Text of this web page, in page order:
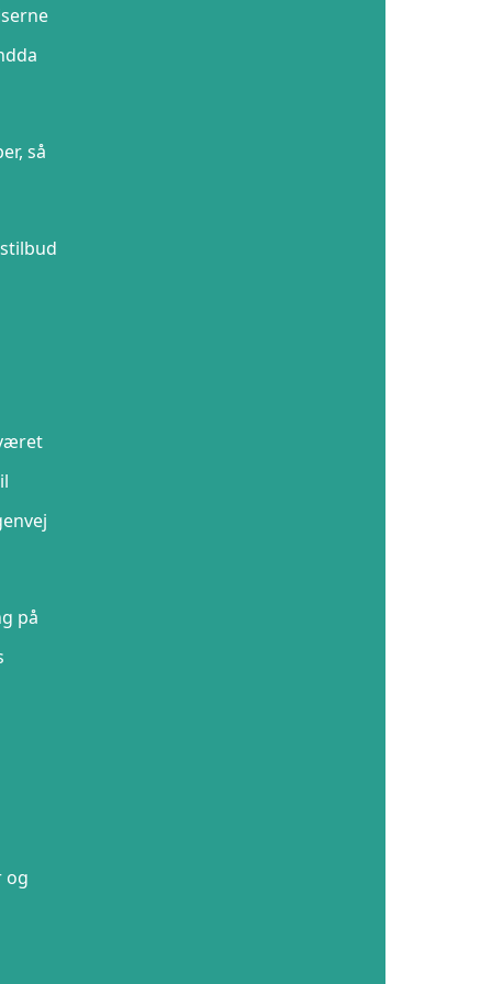
så
på
og